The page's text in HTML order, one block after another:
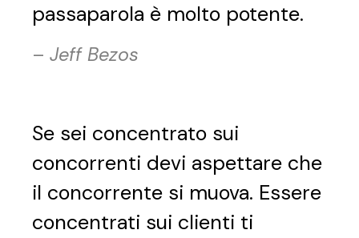
passaparola è molto potente.
– Jeff Bezos
Se sei concentrato sui
concorrenti devi aspettare che
il concorrente si muova. Essere
concentrati sui clienti ti